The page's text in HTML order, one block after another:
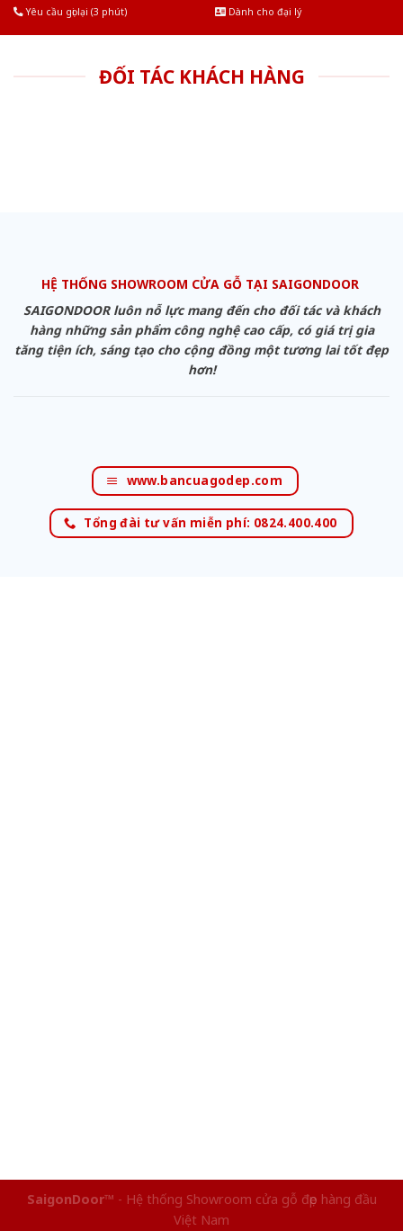
Yêu cầu gọi lại (3 phút)
Dành cho đại lý
ĐỐI TÁC KHÁCH HÀNG
HỆ THỐNG SHOWROOM CỬA GỖ TẠI SAIGONDOOR
SAIGONDOOR luôn nỗ lực mang đến cho đối tác và khách
hàng những sản phẩm công nghệ cao cấp, có giá trị gia
tăng tiện ích, sáng tạo cho cộng đồng một tương lai tốt đẹp
hơn!
www.bancuagodep.com
Tổng đài tư vấn miễn phí: 0824.400.400
SaigonDoor™ - Hệ thống Showroom cửa gỗ đẹp hàng đầu
Việt Nam